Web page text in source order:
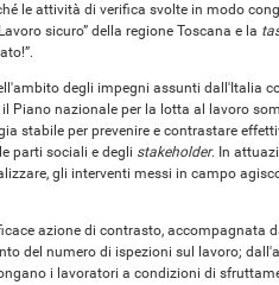
le attività di verifica svolte in modo
sicuro” della regione Toscana e la
degli impegni assunti dall'Italia
Piano nazionale per la lotta al lavoro
stabile per prevenire e contrastare
parti sociali e degli stakeholder. In
gli interventi messi in campo
azione di contrasto, accompagnata
del numero di ispezioni sul lavoro;
i lavoratori a condizioni di